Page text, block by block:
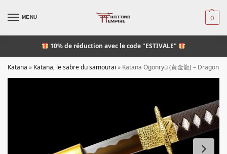
MENU 0
10% de réduction avec le code "ESTIVALE"
Katana » Katana, le sabre du samouraï» Katana Ōgonryū (黄金龍) – Dragon